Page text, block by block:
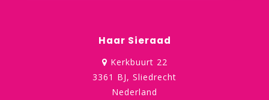
Haar Sieraad
Kerkbuurt 22
3361 BJ, Sliedrecht
Nederland